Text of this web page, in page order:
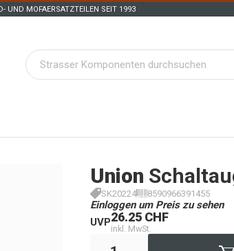
UND MOFAERSATZTEILEN SEIT 1993
Union
SK20224 8590966391455
Einloggen um Preis zu sehen
UVP26.25 CHF
inkl. MwSt.